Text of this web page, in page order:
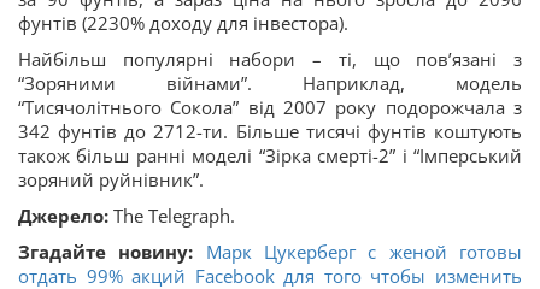
фунтів (2230% доходу для інвестора).
Найбільш популярні набори – ті, що пов’язані з
“Зоряними війнами”. Наприклад, модель
“Тисячолітнього Сокола” від 2007 року подорожчала з
342 фунтів до 2712-ти. Більше тисячі фунтів коштують
також більш ранні моделі “Зірка смерті-2” і “Імперський
зоряний руйнівник”.
Джерело: The Telegraph.
Згадайте новину: Марк Цукерберг с женой готовы
отдать 99% акций Facebook для того чтобы изменить